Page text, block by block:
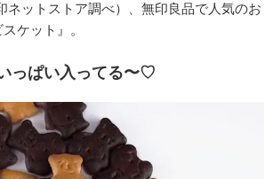
ネットストア調べ）、無印良品で人気のお
ケット』。
っぱい入ってる〜♡